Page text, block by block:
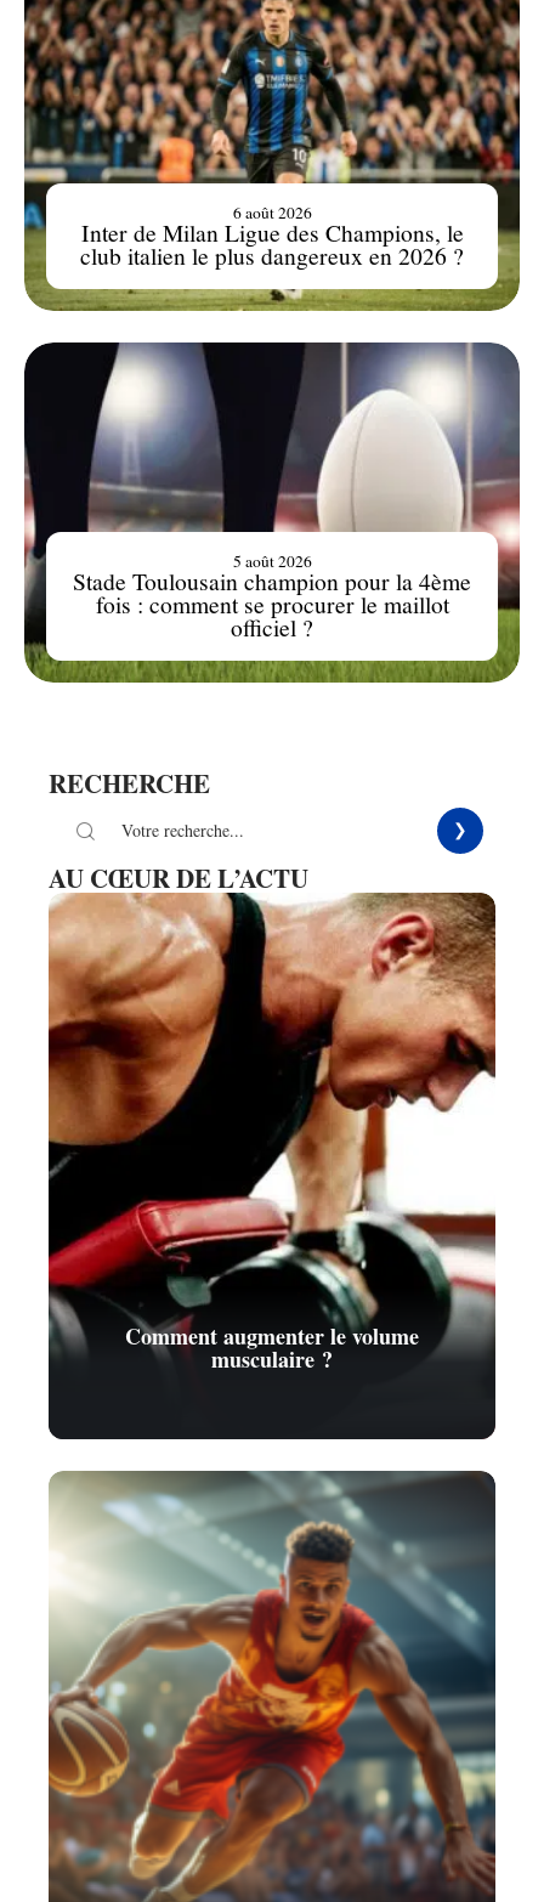
Inter de Milan Ligue des Champions, le
club italien le plus dangereux en 2026 ?
6 août 2026
Stade Toulousain champion pour la 4ème
fois : comment se procurer le maillot
officiel ?
5 août 2026
RECHERCHE
AU CŒUR DE L’ACTU
Comment augmenter le volume
musculaire ?